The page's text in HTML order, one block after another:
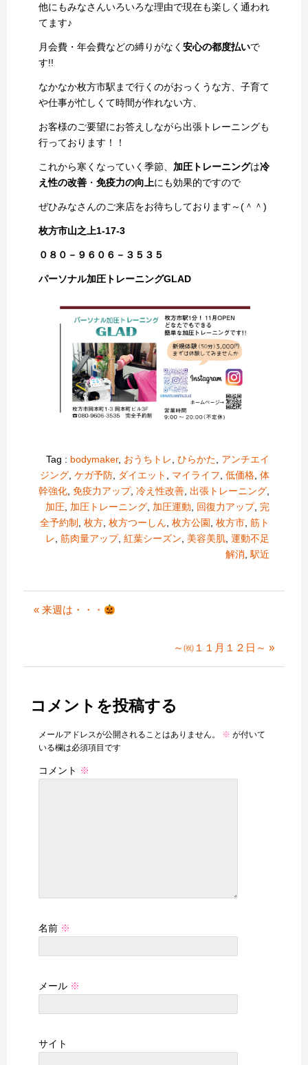
他にもみなさんいろいろな理由で現在も楽しく通われ
てます♪
月会費・年会費などの縛りがなく 安心の都度払いで
す!!
なかなか枚方市駅まで行くのがおっくうな方、子育て
や仕事が忙しくて時間が作れない方、
お客様のご要望にお答えしながら出張トレーニングも
行っております！！
これから寒くなっていく季節、 加圧トレーニングは冷
え性の改善 ・ 免疫力の向上にも効果的ですので
ぜひみなさんのご来店をお待ちしております～(＾＾)
枚方市山之上1-17-3
０８０－９６０６－３５３５
パーソナル加圧トレーニングGLAD
Tag : bodymaker, おうちトレ ひらかた
アンチエイ
ジング ケガ予防 ダイエット マイライフ 低価格 体
幹強化 免疫力アップ, 冷え性改善 出張トレーニング
加圧 加圧トレーニング 加圧運動 回復力アップ, 完
全予約制
枚方 枚方つーしん 枚方公園 枚方市 筋ト
レ 筋肉量アップ, 紅葉シーズン 美容美肌 運動不足
解消 駅近
« 来週は・・・
～㈷１１月１２日～ »
コメントを投稿する
メールアドレスが公開されることはありません。 ※ が付いて
いる欄は必須項目です
コメント ※
名前 ※
メール ※
サイト